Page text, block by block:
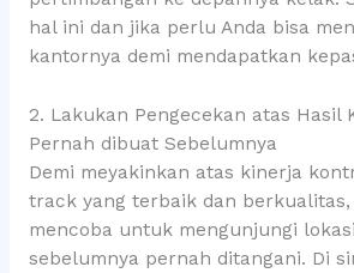
hal ini dan jika perlu Anda bisa
kantornya demi mendapatkan
2. Lakukan Pengecekan atas Hasil
Pernah dibuat Sebelumnya
Demi meyakinkan atas kinerja
track yang terbaik dan berkualitas,
mencoba untuk mengunjungi
sebelumnya pernah ditangani. Di